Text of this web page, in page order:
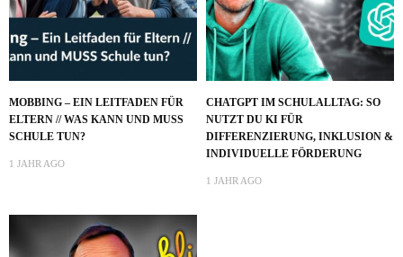
MOBBING – EIN LEITFADEN FÜR
ELTERN // WAS KANN UND MUSS
SCHULE TUN?
1 JAHR AGO
CHATGPT IM SCHULALLTAG: SO
NUTZT DU KI FÜR
DIFFERENZIERUNG, INKLUSION &
INDIVIDUELLE FÖRDERUNG
1 JAHR AGO